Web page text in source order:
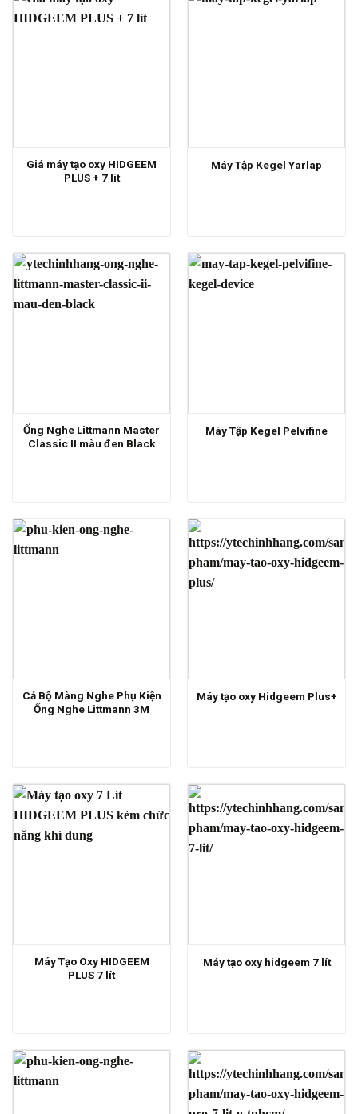
Giá máy tạo oxy HIDGEEM
PLUS + 7 lít
Máy Tập Kegel Yarlap
Ống Nghe Littmann Master
Classic II màu đen Black
Máy Tập Kegel Pelvifine
Cả Bộ Màng Nghe Phụ Kiện
Ống Nghe Littmann 3M
Máy tạo oxy Hidgeem Plus+
Máy Tạo Oxy HIDGEEM
PLUS 7 lít
Máy tạo oxy hidgeem 7 lít